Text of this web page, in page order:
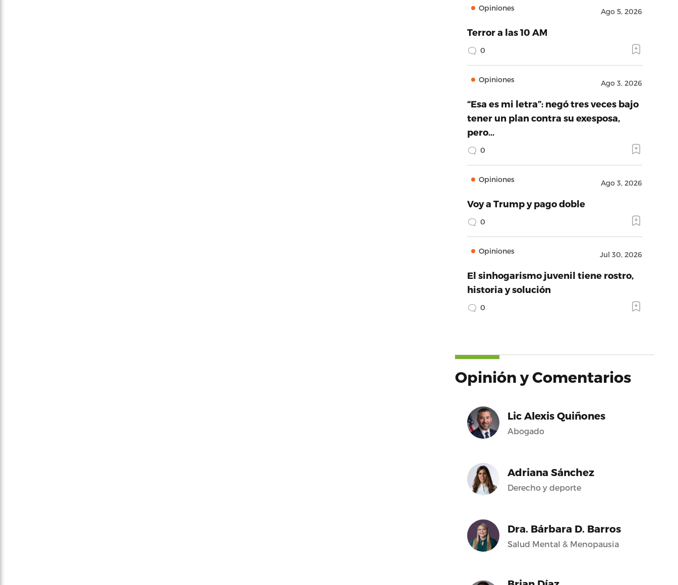
Opiniones Ago 5, 2026
Terror a las 10 AM
0
Opiniones Ago 3, 2026
“Esa es mi letra”: negó tres veces bajo
tener un plan contra su exesposa,
pero…
0
Opiniones Ago 3, 2026
Voy a Trump y pago doble
0
Opiniones Jul 30, 2026
El sinhogarismo juvenil tiene rostro,
historia y solución
0
Opinión y Comentarios
Lic Alexis Quiñones
Abogado
Adriana Sánchez
Derecho y deporte
Dra. Bárbara D. Barros
Salud Mental & Menopausia